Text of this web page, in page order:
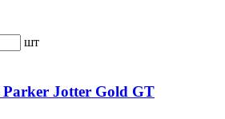
шт
Jotter Gold GT